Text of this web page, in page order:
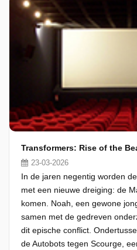
Transformers: Rise of the
23-03-2026
In de jaren negentig worden
met een nieuwe dreiging: de
komen. Noah, een gewone
samen met de gedreven
dit epische conflict.
de Autobots tegen Scourge,